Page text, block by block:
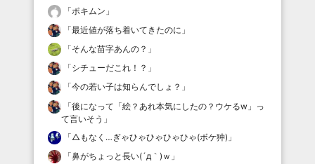
「ポキムン 」
「最近値が落ち着いてきたのに 」
「そんな苗字あんの？ 」
「シチューだこれ！？ 」
「今の若い子は知らんでしょ？ 」
「後になって「絵？あれ本気にしたの？ウケるw」っ
て言いそう 」
「△もなく…ぎゃひゃひゃひゃひゃ(ボケ狆) 」
「鼻がちょっと長い(´д｀)ｗ 」